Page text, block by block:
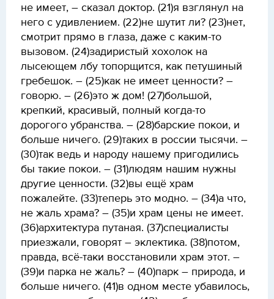
не имеет, – сказал доктор. (21)я взглянул на
него с удивлением. (22)не шутит ли? (23)нет,
смотрит прямо в глаза, даже с каким-то
вызовом. (24)задиристый хохолок на
лысеющем лбу топорщится, как петушиный
гребешок. – (25)как не имеет ценности? –
говорю. – (26)это ж дом! (27)большой,
крепкий, красивый, полный когда-то
дорогого убранства. – (28)барские покои, и
больше ничего. (29)таких в россии тысячи. –
(30)так ведь и народу нашему пригодились
бы такие покои. – (31)людям нашим нужны
другие ценности. (32)вы ещё храм
пожалейте. (33)теперь это модно. – (34)а что,
не жаль храма? – (35)и храм цены не имеет.
(36)архитектура путаная. (37)специалисты
приезжали, говорят – эклектика. (38)потом,
правда, всё-таки восстановили храм этот. –
(39)и парка не жаль? – (40)парк – природа, и
больше ничего. (41)в одном месте убавилось,